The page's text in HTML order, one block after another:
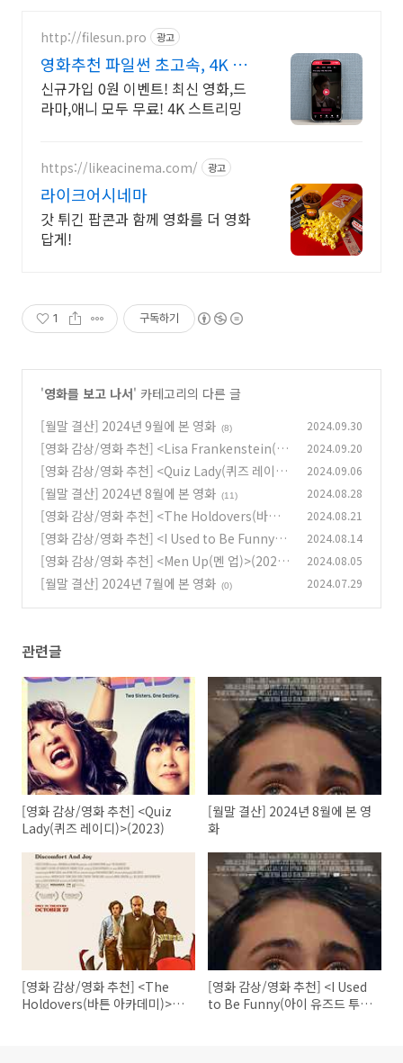
http://filesun.pro 광고
영화추천 파일썬 초고속, 4K 실
시간 보기!
신규가입 0원 이벤트! 최신 영화,드
라마,애니 모두 무료! 4K 스트리밍
https://likeacinema.com/ 광고
라이크어시네마
갓 튀긴 팝콘과 함께 영화를 더 영화
답게!
1 구독하기
'영화를 보고 나서' 카테고리의 다른 글
[월말 결산] 2024년 9월에 본 영화 (8) 2024.09.30
[영화 감상/영화 추천] <Lisa Frankenstein(리
사 프랑켄슈타인)>(2024)
(7)
2024.09.20
[영화 감상/영화 추천] <Quiz Lady(퀴즈 레이
디)>(2023)
(0)
2024.09.06
[월말 결산] 2024년 8월에 본 영화 (11) 2024.08.28
[영화 감상/영화 추천] <The Holdovers(바튼
아카데미)>(2023)
(0)
2024.08.21
[영화 감상/영화 추천] <I Used to Be Funny(아
이 유즈드 투 비 퍼니)>(2023)
(0)
2024.08.14
[영화 감상/영화 추천] <Men Up(멘 업)>(2023)
(0)
2024.08.05
[월말 결산] 2024년 7월에 본 영화 (0) 2024.07.29
관련글
[영화 감상/영화 추천] <Quiz
Lady(퀴즈 레이디)>(2023)
[월말 결산] 2024년 8월에 본 영
화
[영화 감상/영화 추천] <The
Holdovers(바튼 아카데미)>
[영화 감상/영화 추천] <I Used
to Be Funny(아이 유즈드 투